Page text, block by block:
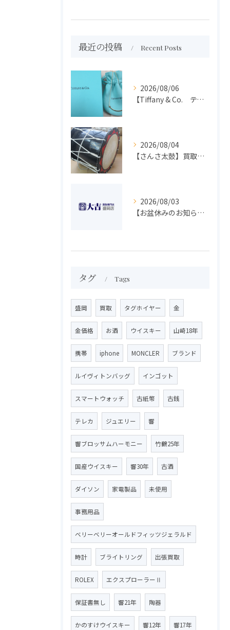
最近の投稿 Recent Posts
2026/08/06
【Tiffany & Co. ティファニー】買取 大吉盛岡店 アクセサリー買取しました！！
2026/08/04
【さんさ太鼓】買取 大吉盛岡店 楽器 買取します！！
2026/08/03
【お盆休みのお知らせ】買取専門 大吉 盛岡店
タグ Tags
盛岡 買取 タグホイヤー 金
金価格 お酒 ウイスキー 山崎18年
携帯 iphone MONCLER ブランド
ルイヴィトンバッグ インゴット
スマートウォッチ 古紙幣 古銭
テレカ ジュエリー 響
響ブロッサムハーモニー 竹鶴25年
国産ウイスキー 響30年 古酒
ダイソン 家電製品 未使用
事務用品
ベリーベリーオールドフィッツジェラルド
時計 ブライトリング 出張買取
ROLEX エクスプローラーⅡ
保証書無し 響21年 陶器
かのすけウイスキー 響12年 響17年